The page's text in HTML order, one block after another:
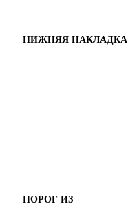
НИЖНЯЯ НАКЛАДКА
ПОРОГ ИЗ